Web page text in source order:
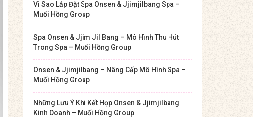
Vì Sao Lắp Đặt Spa Onsen & Jjimjilbang Spa –
Muối Hồng Group
Spa Onsen & Jjim Jil Bang – Mô Hình Thu Hút
Trong Spa – Muối Hồng Group
Onsen & Jjimjilbang – Nâng Cấp Mô Hình Spa –
Muối Hồng Group
Những Lưu Ý Khi Kết Hợp Onsen & Jjimjilbang
Kinh Doanh – Muối Hồng Group